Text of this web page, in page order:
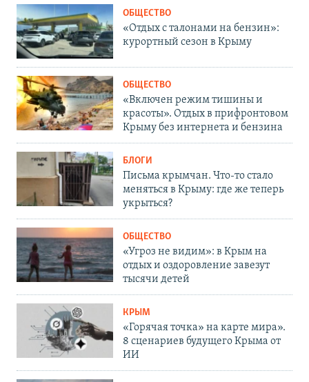
ОБЩЕСТВО
«Отдых с талонами на бензин»:
курортный сезон в Крыму
ОБЩЕСТВО
«Включен режим тишины и
красоты». Отдых в прифронтовом
Крыму без интернета и бензина
БЛОГИ
Письма крымчан. Что-то стало
меняться в Крыму: где же теперь
укрыться?
ОБЩЕСТВО
«Угроз не видим»: в Крым на
отдых и оздоровление завезут
тысячи детей
КРЫМ
«Горячая точка» на карте мира».
8 сценариев будущего Крыма от
ИИ